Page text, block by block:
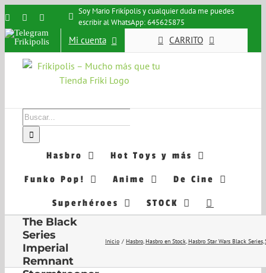
Saltar
al
contenido
InstagramFacebook
Telegram
Frikipolis
Soy Mario Frikípolis y cualquier duda me puedes
escribir al WhatsApp: 645625875
Mi cuenta CARRITO
Buscar:
Hasbro Hot Toys y más
Funko Pop! Anime De Cine
Superhéroes STOCK
Star Wars
The Black
Series
Imperial
Remnant
Inicio Hasbro Hasbro en Stock Hasbro Star Wars Black Series